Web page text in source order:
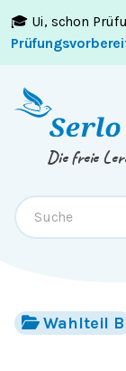
🎓 Ui, schon
Springe zum
Die freie
Wahlteil B